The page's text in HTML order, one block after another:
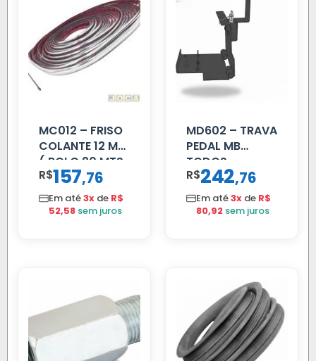
MC012 – FRISO
COLANTE 12 MM
( ROLO 20 MTS
)
R$157,76
Em até3x de R$
52,58 sem juros
MD602 – TRAVA
PEDAL MB
TODOS
R$242,76
Em até3x de R$
80,92 sem juros